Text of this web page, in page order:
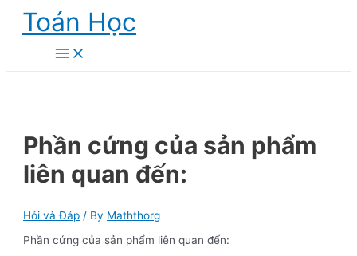
Skip
content
Toán Học
Main
Menu
Phần cứng của sản phẩm
liên quan đến:
Hỏi và Đáp / By Maththorg
Phần cứng của sản phẩm liên quan đến: